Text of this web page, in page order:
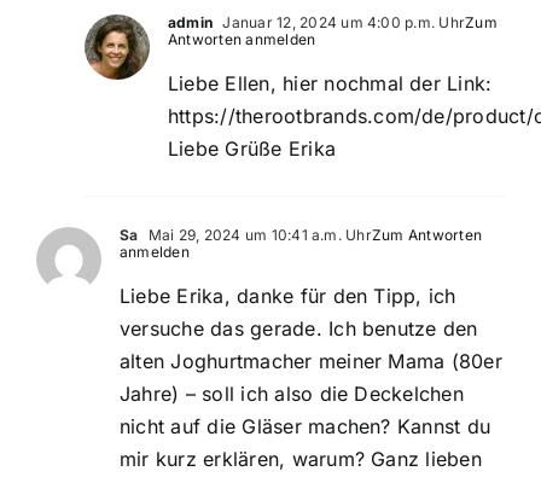
admin Januar 12, 2024 um 4:00 p.m. UhrZum
Antworten anmelden
Liebe Ellen, hier nochmal der Link:
https://therootbrands.com/de/product/
Liebe Grüße Erika
Sa Mai 29, 2024 um 10:41 a.m. UhrZum Antworten
anmelden
Liebe Erika, danke für den Tipp, ich
versuche das gerade. Ich benutze den
alten Joghurtmacher meiner Mama (80er
Jahre) – soll ich also die Deckelchen
nicht auf die Gläser machen? Kannst du
mir kurz erklären, warum? Ganz lieben